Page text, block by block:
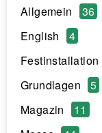
Allgemein
36
English
4
Festinstallation
Grundlagen
5
Magazin
11